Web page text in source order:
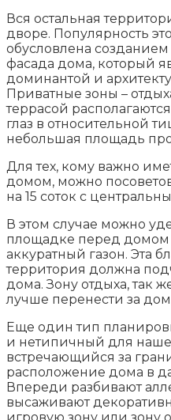
Вся остальная
дворе. Популярность
обусловлена
фасада дома, который
доминантой и
Приватные зоны –
террасой
глаз в относительной
небольшая площадь
Для тех, кому важно
домом, можно
на 15 соток с
В этом случае можно
площадке перед домом
аккуратный газон. Эта
территория должна
дома. Зону отдыха, так
лучше перенести за
Еще один тип
и нетипичный для
встречающийся за
расположение дома в
Впереди разбивают
высаживают